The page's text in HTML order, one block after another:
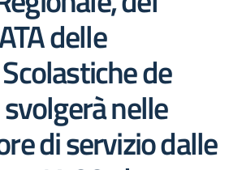
delle
de
nelle
di servizio dalle